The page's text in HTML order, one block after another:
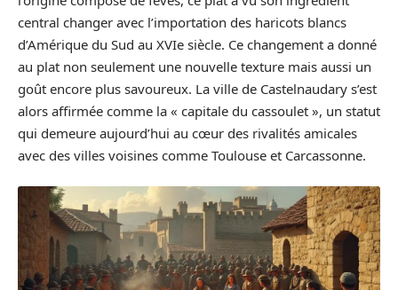
central changer avec l’importation des haricots blancs
d’Amérique du Sud au XVIe siècle. Ce changement a donné
au plat non seulement une nouvelle texture mais aussi un
goût encore plus savoureux. La ville de Castelnaudary s’est
alors affirmée comme la « capitale du cassoulet », un statut
qui demeure aujourd’hui au cœur des rivalités amicales
avec des villes voisines comme Toulouse et Carcassonne.